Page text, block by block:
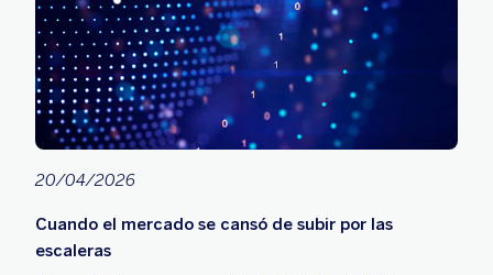
20/04/2026
Cuando el mercado se cansó de subir por las
escaleras